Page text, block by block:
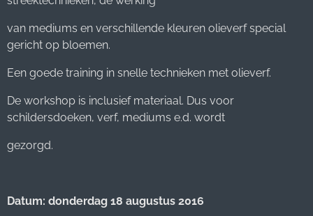
van mediums en verschillende kleuren olieverf special
gericht op bloemen.
Een goede training in snelle technieken met olieverf.
De workshop is inclusief materiaal. Dus voor
schildersdoeken, verf, mediums e.d. wordt
gezorgd.
Datum: donderdag 18 augustus 2016